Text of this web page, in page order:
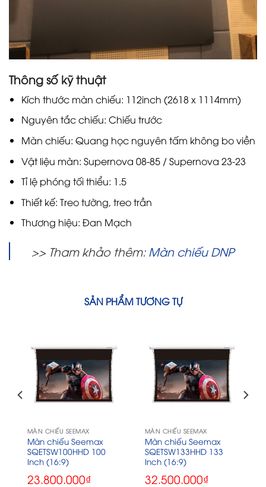
Thông số kỹ thuật
Kích thước màn chiếu: 112inch (2618 x 1114mm)
Nguyên tắc chiếu: Chiếu trước
Màn chiếu: Quang học nguyên tấm không bo viền
Vật liệu màn: Supernova 08-85 / Supernova 23-23
Tỉ lệ phóng tối thiểu: 1.5
Thiết kế: Treo tường, treo trần
Thương hiệu: Đan Mạch
>> Tham khảo thêm: Màn chiếu DNP
SẢN PHẨM TƯƠNG TỰ
MÀN CHIẾU SEEMAX
Màn chiếu Seemax
SQETSW100HHD 100
Inch (16:9)
23.800.000₫
MÀN CHIẾU SEEMAX
Màn chiếu Seemax
SQETSW133HHD 133
Inch (16:9)
32.500.000₫